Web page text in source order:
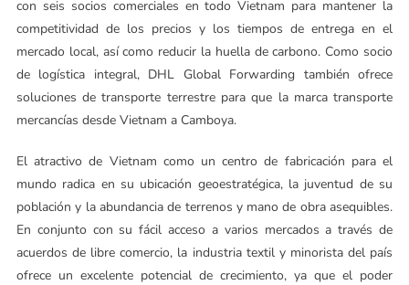
con seis socios comerciales en todo Vietnam para mantener la
competitividad de los precios y los tiempos de entrega en el
mercado local, así como reducir la huella de carbono. Como socio
de logística integral, DHL Global Forwarding también ofrece
soluciones de transporte terrestre para que la marca transporte
mercancías desde Vietnam a Camboya.
El atractivo de Vietnam como un centro de fabricación para el
mundo radica en su ubicación geoestratégica, la juventud de su
población y la abundancia de terrenos y mano de obra asequibles.
En conjunto con su fácil acceso a varios mercados a través de
acuerdos de libre comercio, la industria textil y minorista del país
ofrece un excelente potencial de crecimiento, ya que el poder